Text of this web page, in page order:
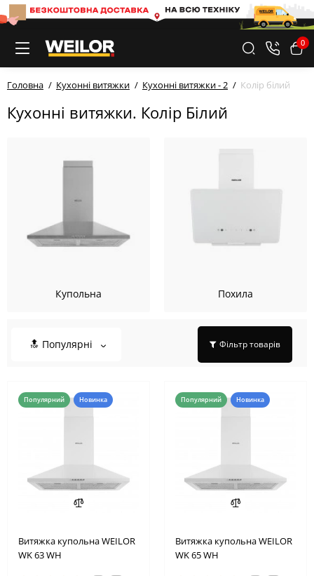
0
Головна Кухонні витяжки Кухонні витяжки - 2 Колір білий
Кухонні витяжки. Колір Білий
Купольна Похила
🔝 Популярні Фільтр товарів
Популярний Новинка
Витяжка купольна WEILOR
WK 63 WH
Популярний Новинка
Витяжка купольна WEILOR
WK 65 WH